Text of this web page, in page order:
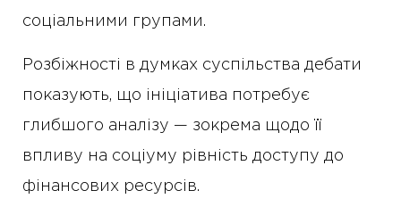
соціальними групами.
Розбіжності в думках суспільства дебати
показують, що ініціатива потребує
глибшого аналізу — зокрема щодо її
впливу на соціуму рівність доступу до
фінансових ресурсів.